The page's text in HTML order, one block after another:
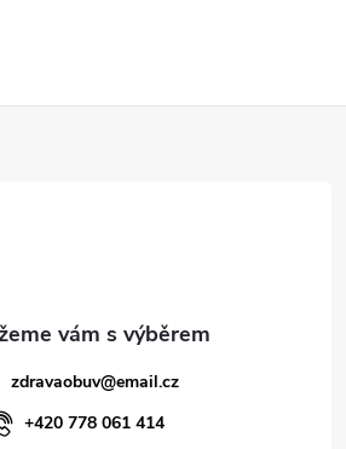
zdravaobuv@email.cz
+420 778 061 414